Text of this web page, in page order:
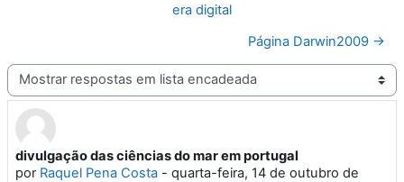
era digital
Página Darwin2009 →
Modo de visualização
divulgação das ciências do mar em portugal
por Raquel Pena Costa - quarta-feira, 14 de outubro de
Número de respostas: 1